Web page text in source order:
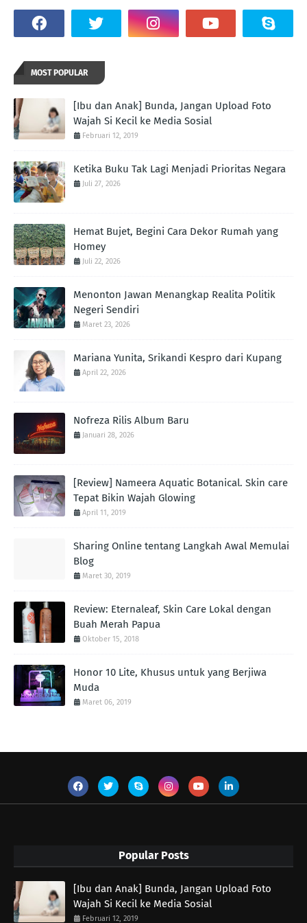
MOST POPULAR
[Ibu dan Anak] Bunda, Jangan Upload Foto
Wajah Si Kecil ke Media Sosial
Februari 12, 2019
Ketika Buku Tak Lagi Menjadi Prioritas Negara
Juli 27, 2026
Hemat Bujet, Begini Cara Dekor Rumah yang
Homey
Juli 22, 2026
Menonton Jawan Menangkap Realita Politik
Negeri Sendiri
Maret 23, 2026
Mariana Yunita, Srikandi Kespro dari Kupang
April 22, 2026
Nofreza Rilis Album Baru
Januari 28, 2026
[Review] Nameera Aquatic Botanical. Skin care
Tepat Bikin Wajah Glowing
April 11, 2019
Sharing Online tentang Langkah Awal Memulai
Blog
Maret 30, 2019
Review: Eternaleaf, Skin Care Lokal dengan
Buah Merah Papua
Oktober 15, 2018
Honor 10 Lite, Khusus untuk yang Berjiwa
Muda
Maret 06, 2019
Popular Posts
[Ibu dan Anak] Bunda, Jangan Upload Foto
Wajah Si Kecil ke Media Sosial
Februari 12, 2019